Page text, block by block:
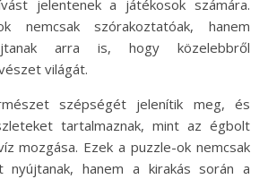
jelentenek a játékosok számára.
nemcsak szórakoztatóak, hanem
arra is, hogy közelebbről
világát.
szépségét jelenítik meg, és
tartalmaznak, mint az égbolt
mozgása. Ezek a puzzle-ok nemcsak
nyújtanak, hanem a kirakás során a